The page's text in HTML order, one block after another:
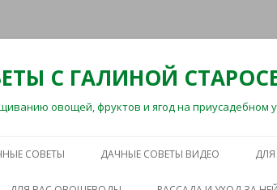
С ГАЛИНОЙ
овощей, фруктов и ягод на приусадебном
СОВЕТЫ ДАЧНЫЕ СОВЕТЫ ВИДЕО